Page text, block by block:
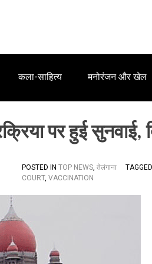
कला-साहित्य मनोरंजन और खेल
पर हुई सुनवाई,
POSTED IN TOP NEWS, तेलंगाना TAGGED
COURT, VACCINATION